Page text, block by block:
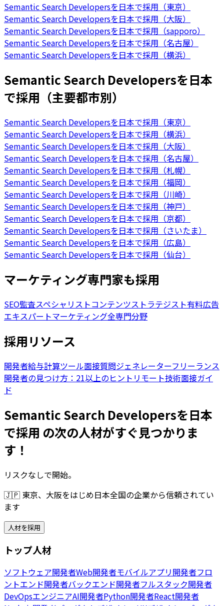
Semantic Search Developersを日本で採用（東京）
Semantic Search Developersを日本で採用（大阪）
Semantic Search Developersを日本で採用（sapporo）
Semantic Search Developersを日本で採用（名古屋）
Semantic Search Developersを日本で採用（横浜）
Semantic Search Developersを日本
で採用（主要都市別）
Semantic Search Developersを日本で採用（東京）
Semantic Search Developersを日本で採用（横浜）
Semantic Search Developersを日本で採用（大阪）
Semantic Search Developersを日本で採用（名古屋）
Semantic Search Developersを日本で採用（札幌）
Semantic Search Developersを日本で採用（福岡）
Semantic Search Developersを日本で採用（川崎）
Semantic Search Developersを日本で採用（神戸）
Semantic Search Developersを日本で採用（京都）
Semantic Search Developersを日本で採用（さいたま）
Semantic Search Developersを日本で採用（広島）
Semantic Search Developersを日本で採用（仙台）
マーケティング専門家も採用
SEO監査スペシャリストコンテンツストラテジスト有料広告
エキスパートマーケティング全専門分野
採用リソース
開発者給与計算ツール面接質問ジェネレーターフリーランス
開発者の見つけ方：21以上のヒント リモート技術面接ガイ
ド
Semantic Search Developersを日本
で採用 の次の人材がすぐ見つかりま
す！
リスクなしで開始。
🇯🇵 東京、大阪をはじめ日本全国の企業から信頼されてい
ます
人材を採用
トップ人材
ソフトウェア開発者Web開発者モバイルアプリ開発者フロ
ントエンド開発者バックエンド開発者フルスタック開発者
DevOpsエンジニアAI開発者Python開発者React開発者